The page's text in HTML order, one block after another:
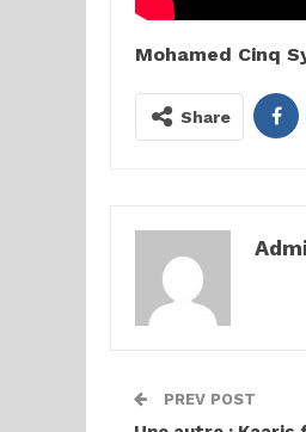
Mohamed Cinq
Share
PREV POST